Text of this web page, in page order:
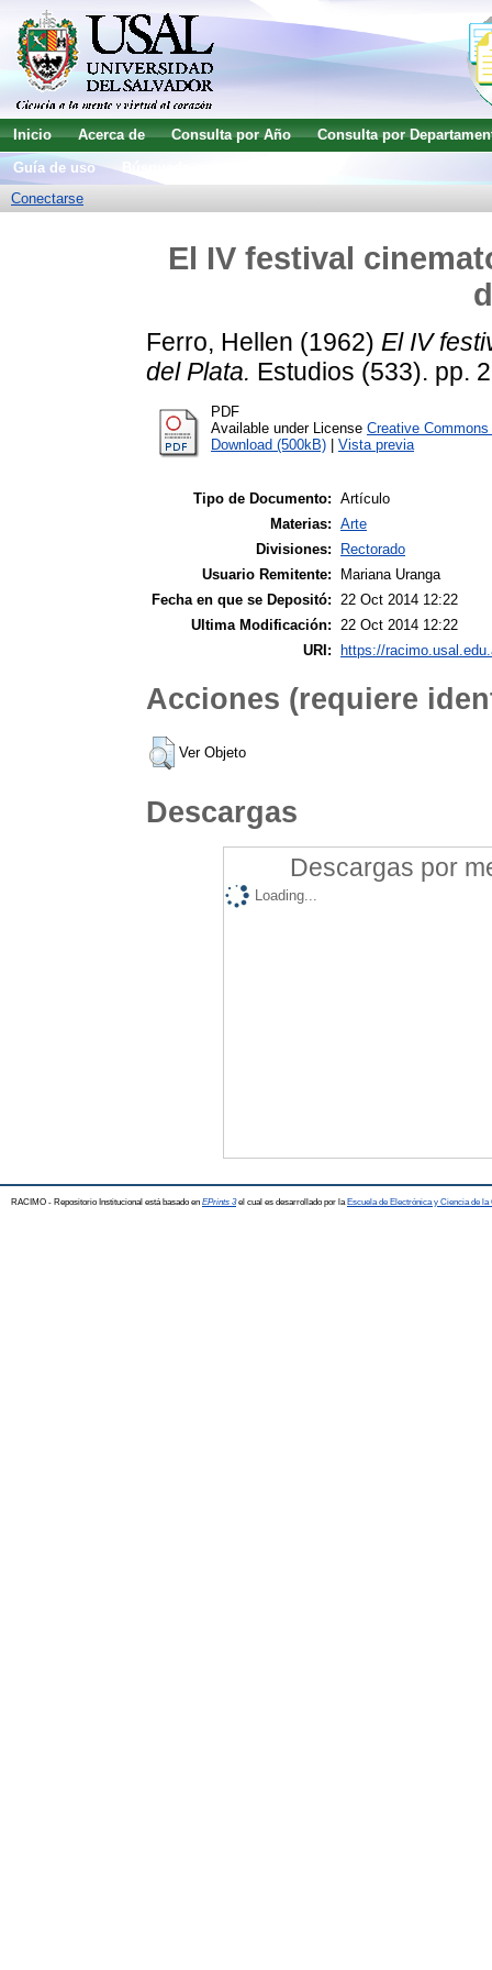
Inicio Acerca de Consulta por Año
Consulta por
Guía de uso
Conectarse
El IV festival
Ferro, Hellen (1962) El IV
del Plata. Estudios (533). pp.
PDF
Available under License Creative
Download (500kB)
Vista previa
Tipo de Documento: Artículo
Materias: Arte
Divisiones:
Rectorado
Usuario Remitente:
Mariana Uranga
Fecha en que se Depositó: 22 Oct 2014 12:22
Ultima Modificación: 22 Oct 2014 12:22
URI:
https://
Acciones (requiere
Ver Objeto
Descargas
Descargas por
Loading...
RACIMO - Repositorio Institucional está basado en EPrints 3el cual es desarrollado por la Escuela de Electrónica y Ciencia de la